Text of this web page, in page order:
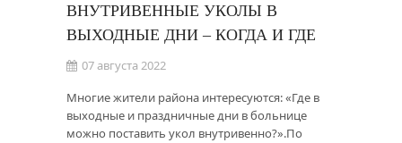
ВНУТРИВЕННЫЕ УКОЛЫ В
ВЫХОДНЫЕ ДНИ – КОГДА И ГДЕ
07 августа 2022
Многие жители района интересуются: «Где в
выходные и праздничные дни в больнице
можно поставить укол внутривенно?».По